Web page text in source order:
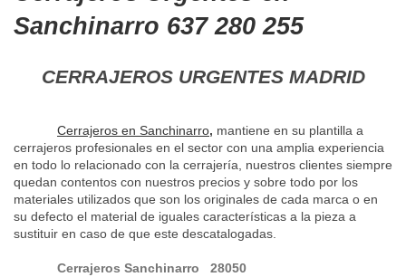
Sanchinarro 637 280 255
CERRAJEROS URGENTES MADRID
Cerrajeros en Sanchinarro, mantiene en su plantilla a
cerrajeros profesionales en el sector con una amplia experiencia
en todo lo relacionado con la cerrajería, nuestros clientes siempre
quedan contentos con nuestros precios y sobre todo por los
materiales utilizados que son los originales de cada marca o en
su defecto el material de iguales características a la pieza a
sustituir en caso de que este descatalogadas.
Cerrajeros Sanchinarro 28050